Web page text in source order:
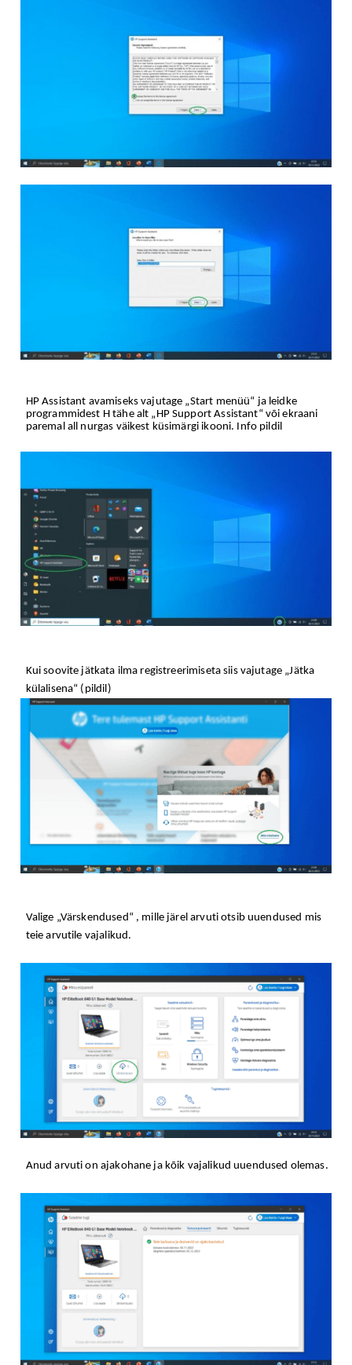
HP Assistant avamiseks vajutage „Start menüü“ ja leidke
programmidest H tähe alt „HP Support Assistant“ või ekraani
paremal all nurgas väikest küsimärgi ikooni. Info pildil
Kui soovite jätkata ilma registreerimiseta siis vajutage „Jätka
külalisena“ (pildil)
Valige „Värskendused“ , mille järel arvuti otsib uuendused mis
teie arvutile vajalikud.
Anud arvuti on ajakohane ja kõik vajalikud uuendused olemas.